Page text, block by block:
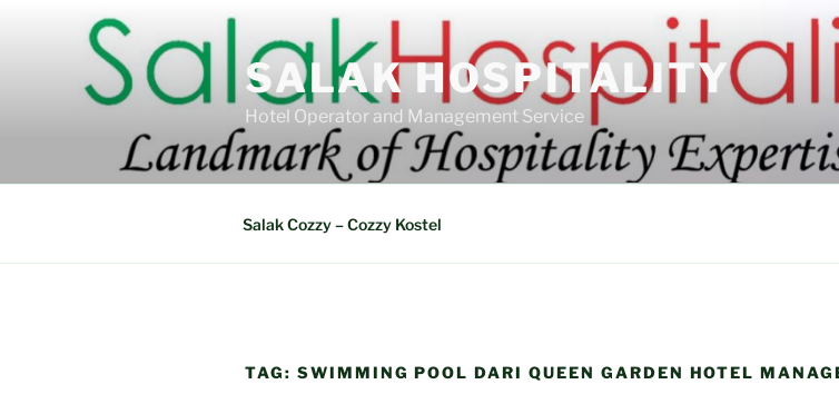
SALAK HOSPITALITY
Hotel Operator and Management Service
Salak Cozzy – Cozzy Kostel
TAG: SWIMMING POOL DARI QUEEN GARDEN HOTEL